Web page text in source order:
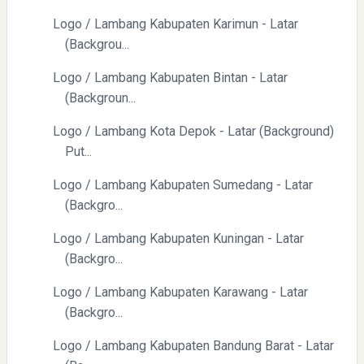
Logo / Lambang Kabupaten Karimun - Latar
(Backgrou...
Logo / Lambang Kabupaten Bintan - Latar
(Backgroun...
Logo / Lambang Kota Depok - Latar (Background)
Put...
Logo / Lambang Kabupaten Sumedang - Latar
(Backgro...
Logo / Lambang Kabupaten Kuningan - Latar
(Backgro...
Logo / Lambang Kabupaten Karawang - Latar
(Backgro...
Logo / Lambang Kabupaten Bandung Barat - Latar